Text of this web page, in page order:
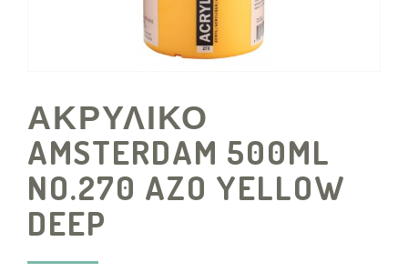
ΑΚΡΥΛΙΚΟ
AMSTERDAM 500ML
NO.270 AZO YELLOW
DEEP